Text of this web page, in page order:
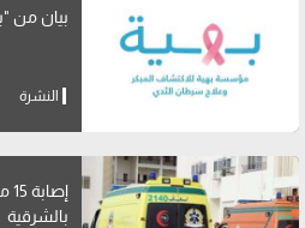
بيان من
النشرة
بالشرقية